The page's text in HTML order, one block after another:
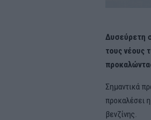
Δυσεύρετη
τους νέους
Σημαντικά
προκαλέσει
βενζίνης.